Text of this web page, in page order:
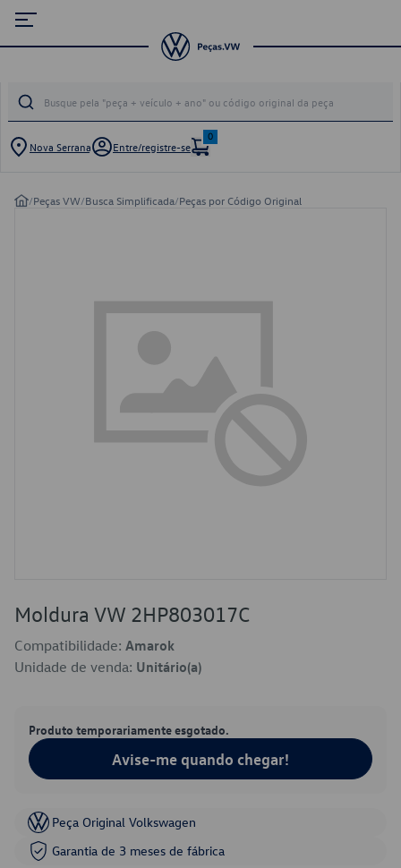
Nova Serrana Entre/registre-se
0
/Peças VW/Busca Simplificada/Peças por Código Original
Moldura VW 2HP803017C
Compatibilidade: Amarok
Unidade de venda: Unitário(a)
Produto temporariamente esgotado.
Avise-me quando chegar!
Peça Original Volkswagen
Garantia de 3 meses de fábrica